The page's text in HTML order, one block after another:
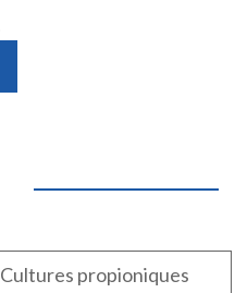
Cultures propioniques